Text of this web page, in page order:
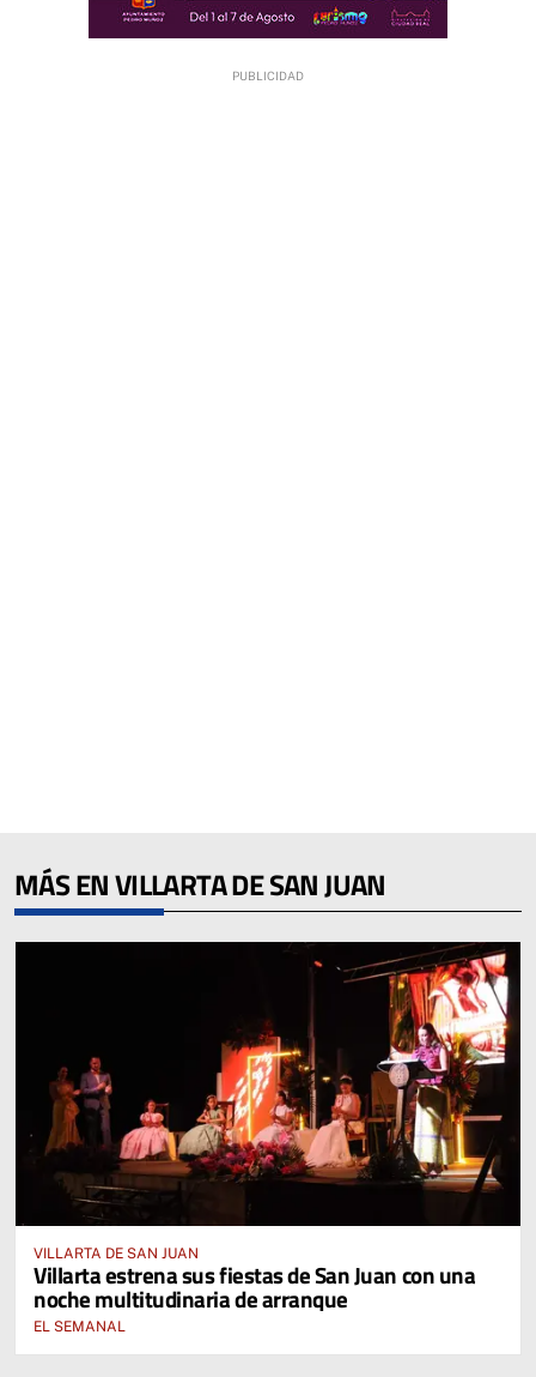
MÁS EN VILLARTA DE SAN JUAN
VILLARTA DE SAN JUAN
Villarta estrena sus fiestas de San Juan con una
noche multitudinaria de arranque
EL SEMANAL